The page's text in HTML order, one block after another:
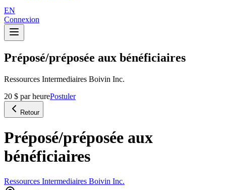
EN
Connexion
Préposé/préposée aux bénéficiaires
Ressources Intermediaires Boivin Inc.
20 $ par heurePostuler
Retour
Préposé/préposée aux
bénéficiaires
Ressources Intermediaires Boivin Inc.